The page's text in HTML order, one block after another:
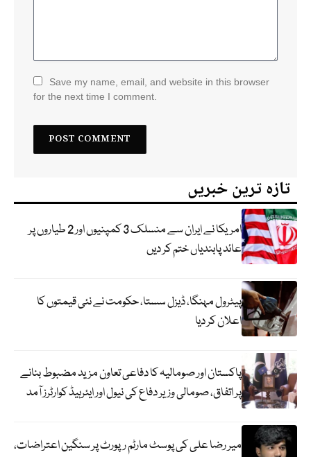
Save my name, email, and website in this browser
for the next time I comment.
تازہ ترین خبریں
امریکا نے ایران سے منسلک 3 کمپنیوں اور 2 طیاروں پر
عائد پابندیاں ختم کر دیں
پیٹرول مہنگا، ڈیزل سستا، حکومت نے نئی قیمتوں کا
اعلان کر دیا
پاکستان اور صومالیہ کا دفاعی تعاون مزید مضبوط بنانے
پر اتفاق، صومالی وزیر دفاع کی نیول اور ایئرہیڈ کوارٹرز آمد
میر رضا علی کی پوسٹ مارٹم رپورٹ پر سنگین اعتراضات،